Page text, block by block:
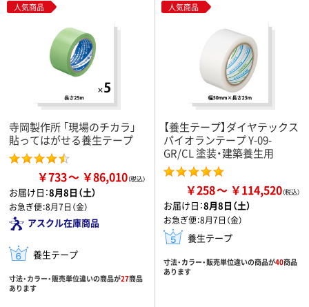
人気商品
寺岡製作所 「現場のチカラ」
貼ってはがせる養生テープ
￥733 ￥86,010
お届け日：8月8日（土）
お急ぎ便：8月7日（金）
アスクル在庫商品
養生テープ
寸法・カラー・販売単位違いの商品が27商品
あります
人気商品
【養生テープ】ダイヤテックス
パイオランテープ Y-09-
GR/CL 塗装・建築養生用
￥258 ￥114,520
お届け日：8月8日（土）
お急ぎ便：8月7日（金）
養生テープ
寸法・カラー・販売単位違いの商品が40商品
あります